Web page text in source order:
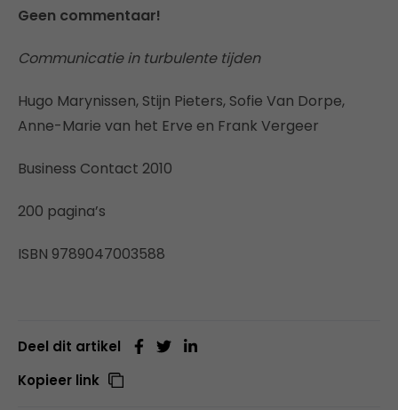
Geen commentaar!
Communicatie in turbulente tijden
Hugo Marynissen, Stijn Pieters, Sofie Van Dorpe,
Anne-Marie van het Erve en Frank Vergeer
Business Contact 2010
200 pagina’s
ISBN 9789047003588
Deel dit artikel
Kopieer link